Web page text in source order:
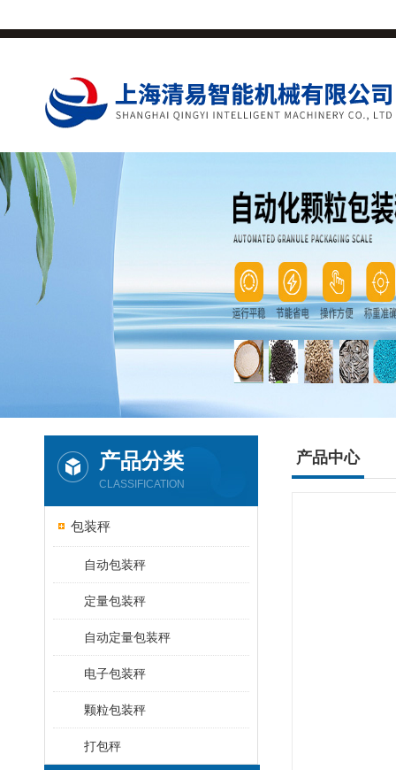
产品分类
CLASSIFICATION
包装秤
自动包装秤
定量包装秤
自动定量包装秤
电子包装秤
颗粒包装秤
打包秤
产品中心